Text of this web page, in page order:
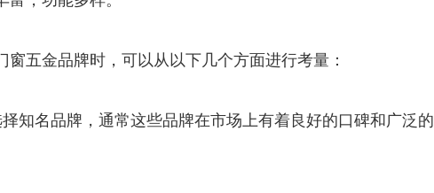
五金品牌时，可以从以下几个方面进行考量：
名品牌，通常这些品牌在市场上有着良好的口碑和广泛的